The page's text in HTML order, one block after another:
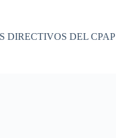
DIRECTIVOS DEL CPAP